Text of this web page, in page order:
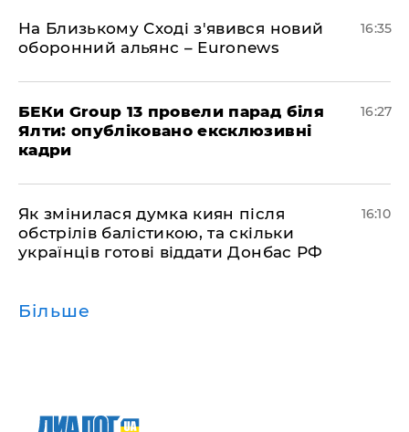
На Близькому Сході з'явився новий
оборонний альянс – Euronews
16:35
БЕКи Group 13 провели парад біля
Ялти: опубліковано ексклюзивні
кадри
16:27
Як змінилася думка киян після
обстрілів балістикою, та скільки
українців готові віддати Донбас РФ
16:10
Більше